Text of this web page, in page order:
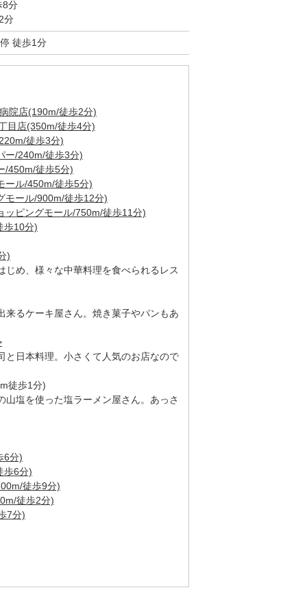
8分
分
徒歩1分
院店(190m/徒歩2分)
目店(350m/徒歩4分)
徒歩3分)
ー/240m/徒歩3分)
/450m/徒歩5分)
ール/450m/徒歩5分)
モール/900m/徒歩12分)
ッピングモール/750m/徒歩11分)
歩10分)
)
じめ、様々な中華料理を食べられるレス
来るケーキ屋さん。焼き菓子やパンもあ
と日本料理。小さくて人気のお店なので
徒歩1分)
山塩を使った塩ラーメン屋さん。あっさ
6分)
歩6分)
徒歩9分)
徒歩2分)
7分)